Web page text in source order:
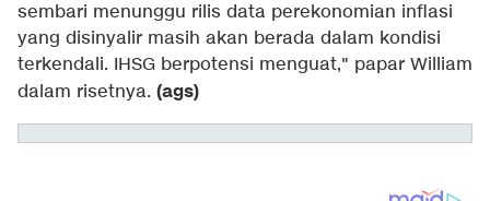
sembari menunggu rilis data perekonomian inflasi
yang disinyalir masih akan berada dalam kondisi
terkendali. IHSG berpotensi menguat," papar William
dalam risetnya. (ags)